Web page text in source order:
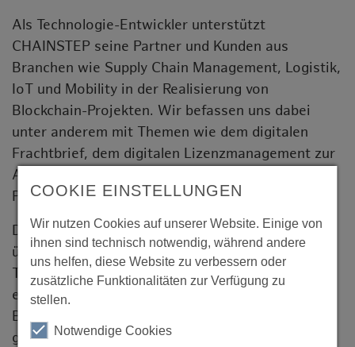
COOKIE EINSTELLUNGEN
Wir nutzen Cookies auf unserer Website. Einige von
ihnen sind technisch notwendig, während andere
uns helfen, diese Website zu verbessern oder
zusätzliche Funktionalitäten zur Verfügung zu
stellen.
Notwendige Cookies
Als Technologie-Entwickler unterstützt
CHAINSTEP seine Partner und Kunden aus
Branchen wie Supply Chain Management, Logistik,
IoT und Mobility in der Realisierung von
Blockchain-Projekten. Wir befassen uns dabei
unter anderem mit Themen wie dem digitalen
Frachtbrief, dem digitalen Lizenzmanagement zur
Absicherung des 3D-Drucks und autonomen
Prozessen in der Industrie 4.0.
Das Management-Team von CHAINSTEP verfügt
über langjährige Erfahrungen in
Technologieumfeldern und hat bereits mehrfach
erfolgreich technische Innovationen für den
Business-Einsatz optimiert und verfügbar
gemacht. Wir beraten führende Institutionen in